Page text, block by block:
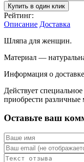
Купить в один клик
Рейтинг:
Описание Доставка
Шляпа для женщин.
Материал —
Информация о доставке
Действует
приобрести
Оставьте ваш